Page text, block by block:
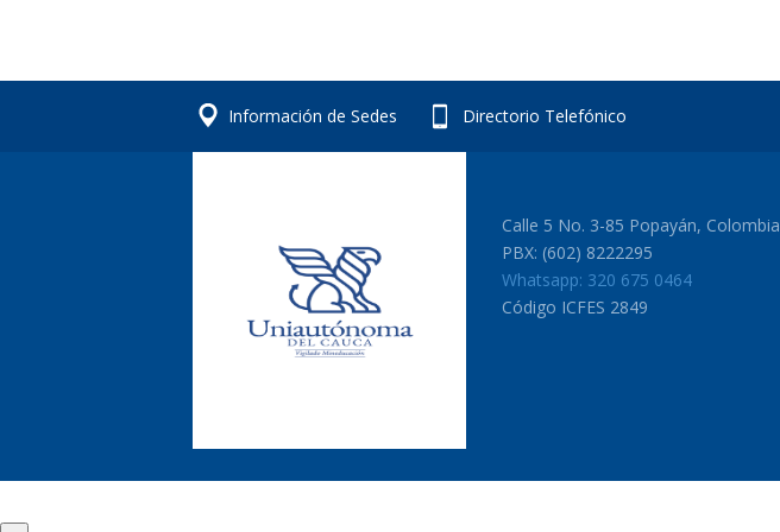
Información de Sedes Directorio Telefónico
Calle 5 No. 3-85 Popayán, Colombia
PBX: (602) 8222295
Whatsapp: 320 675 0464
Código ICFES 2849